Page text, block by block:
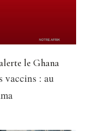
le Ghana
vaccins : au